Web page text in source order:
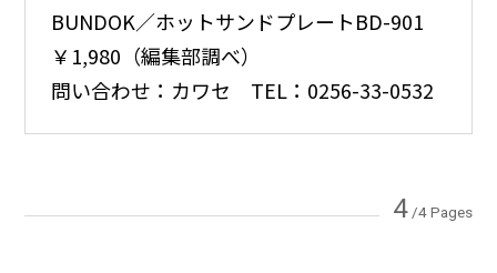
BUNDOK／ホットサンドプレートBD-901
￥1,980（編集部調べ）
問い合わせ：カワセ TEL：0256-33-0532
4/4 Pages